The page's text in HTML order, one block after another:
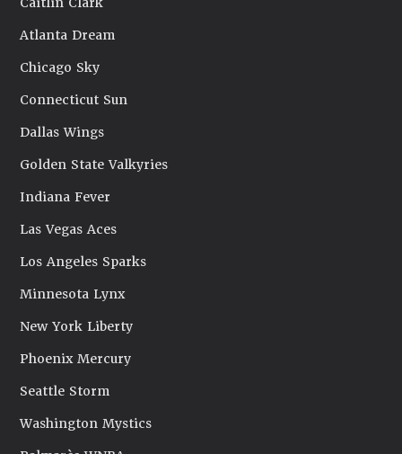
Atlanta Dream
Chicago Sky
Connecticut Sun
Dallas Wings
Golden State Valkyries
Indiana Fever
Las Vegas Aces
Los Angeles Sparks
Minnesota Lynx
New York Liberty
Phoenix Mercury
Seattle Storm
Washington Mystics